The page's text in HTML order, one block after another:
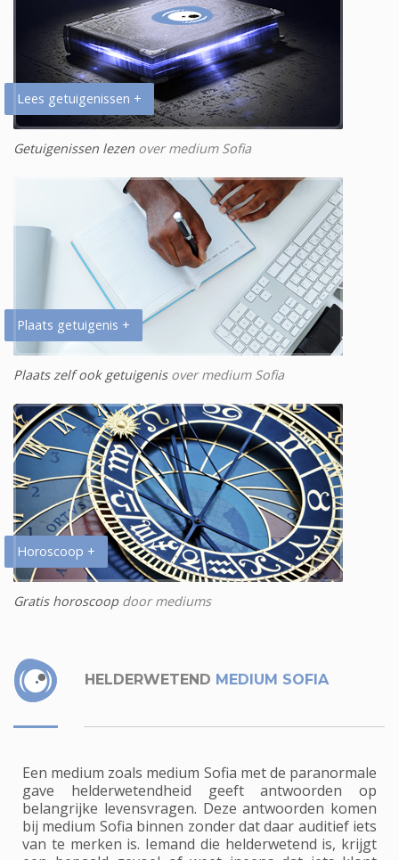
Lees getuigenissen +
Getuigenissen lezen over medium Sofia
Plaats getuigenis +
Plaats zelf ook getuigenisover medium Sofia
Horoscoop +
Gratis horoscoopdoor mediums
HELDERWETEND MEDIUM SOFIA
Een medium zoals medium Sofia met de paranormale
gave helderwetendheid geeft antwoorden op
belangrijke levensvragen. Deze antwoorden komen
bij medium Sofia binnen zonder dat daar auditief iets
van te merken is. Iemand die helderwetend is, krijgt